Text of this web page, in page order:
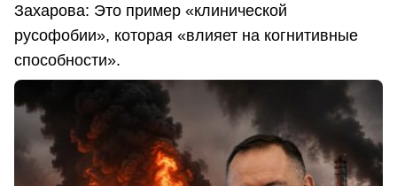
Захарова: Это пример «клинической
русофобии», которая «влияет на когнитивные
способности».